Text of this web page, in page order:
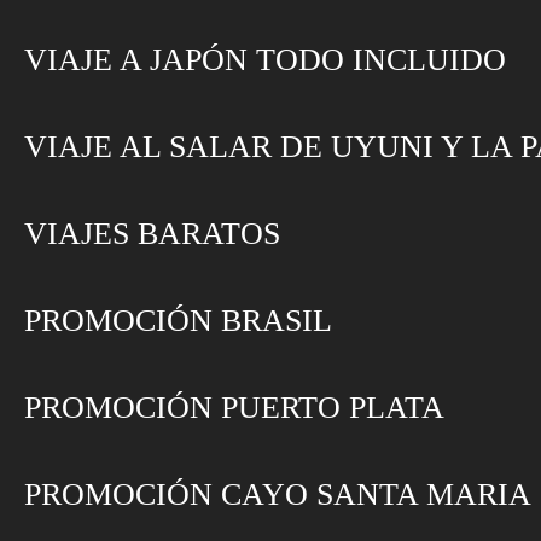
VIAJE A JAPÓN TODO INCLUIDO
VIAJE AL SALAR DE UYUNI Y LA
VIAJES BARATOS
PROMOCIÓN BRASIL
PROMOCIÓN PUERTO PLATA
PROMOCIÓN CAYO SANTA MARIA